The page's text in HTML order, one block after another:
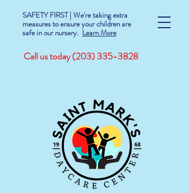
SAFETY FIRST | We're taking extra
measures to ensure your children are
safe in our nursery. Learn More
Call us today(203) 335-3828